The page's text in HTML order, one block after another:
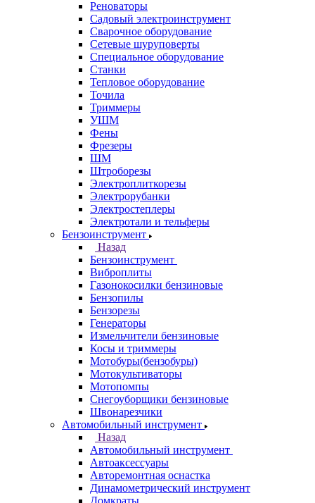
Реноваторы
Садовый электроинструмент
Сварочное оборудование
Сетевые шуруповерты
Специальное оборудование
Станки
Тепловое оборудование
Точила
Триммеры
УШМ
Фены
Фрезеры
ШМ
Штроборезы
Электроплиткорезы
Электрорубанки
Электростеплеры
Электротали и тельферы
Бензоинструмент
Назад
Бензоинструмент
Виброплиты
Газонокосилки бензиновые
Бензопилы
Бензорезы
Генераторы
Измельчители бензиновые
Косы и триммеры
Мотобуры(бензобуры)
Мотокультиваторы
Мотопомпы
Снегоуборщики бензиновые
Швонарезчики
Автомобильный инструмент
Назад
Автомобильный инструмент
Автоаксессуары
Авторемонтная оснастка
Динамометрический инструмент
Домкраты